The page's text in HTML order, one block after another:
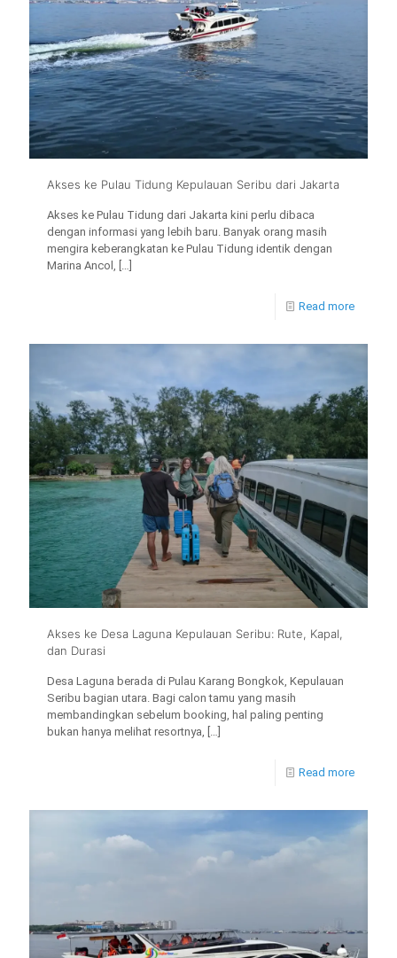
Akses ke Pulau Tidung Kepulauan Seribu dari Jakarta
Akses ke Pulau Tidung dari Jakarta kini perlu dibaca
dengan informasi yang lebih baru. Banyak orang masih
mengira keberangkatan ke Pulau Tidung identik dengan
Marina Ancol,
Read more
Akses ke Desa Laguna Kepulauan Seribu: Rute, Kapal,
dan Durasi
Desa Laguna berada di Pulau Karang Bongkok, Kepulauan
Seribu bagian utara. Bagi calon tamu yang masih
membandingkan sebelum booking, hal paling penting
bukan hanya melihat resortnya, […]
Read more